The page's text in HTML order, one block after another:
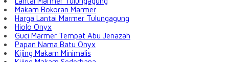
Makam Bokoran Marmer
Harga Lantai Marmer Tulungagung
Hiolo Onyx
Guci Marmer Tempat Abu Jenazah
Papan Nama Batu Onyx
Kijing Makam Minimalis